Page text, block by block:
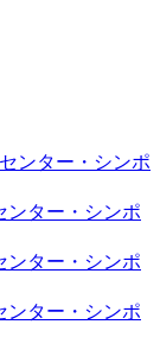
ンター・シンポ
ター・シンポ
ター・シンポ
ター・シンポ